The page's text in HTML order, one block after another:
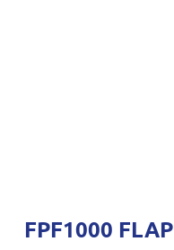
FPF1000 FLAP